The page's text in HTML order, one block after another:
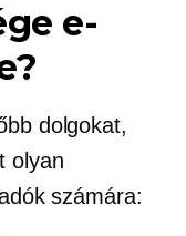
e-
dolgokat,
olyan
számára: